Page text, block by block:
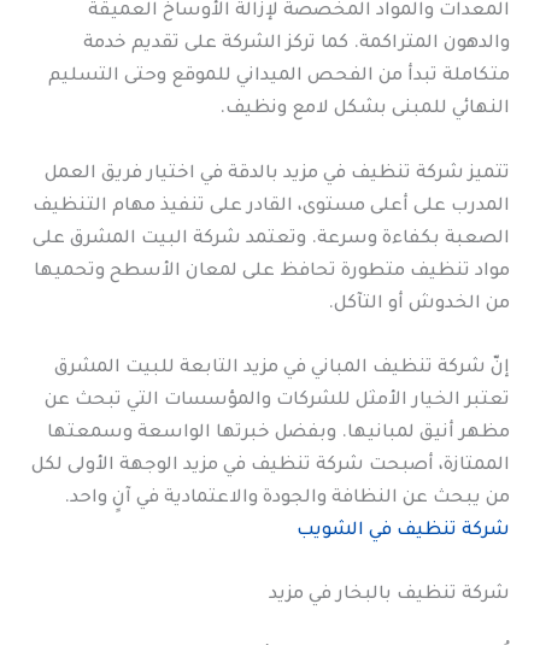
المعدات والمواد المخصصة لإزالة الأوساخ العميقة
والدهون المتراكمة. كما تركز الشركة على تقديم خدمة
متكاملة تبدأ من الفحص الميداني للموقع وحتى التسليم
النهائي للمبنى بشكل لامع ونظيف.
تتميز شركة تنظيف في مزيد بالدقة في اختيار فريق العمل
المدرب على أعلى مستوى، القادر على تنفيذ مهام التنظيف
الصعبة بكفاءة وسرعة. وتعتمد شركة البيت المشرق على
مواد تنظيف متطورة تحافظ على لمعان الأسطح وتحميها
من الخدوش أو التآكل.
إنّ شركة تنظيف المباني في مزيد التابعة للبيت المشرق
تعتبر الخيار الأمثل للشركات والمؤسسات التي تبحث عن
مظهر أنيق لمبانيها. وبفضل خبرتها الواسعة وسمعتها
الممتازة، أصبحت شركة تنظيف في مزيد الوجهة الأولى لكل
من يبحث عن النظافة والجودة والاعتمادية في آنٍ واحد.
شركة تنظيف في الشويب
شركة تنظيف بالبخار في مزيد